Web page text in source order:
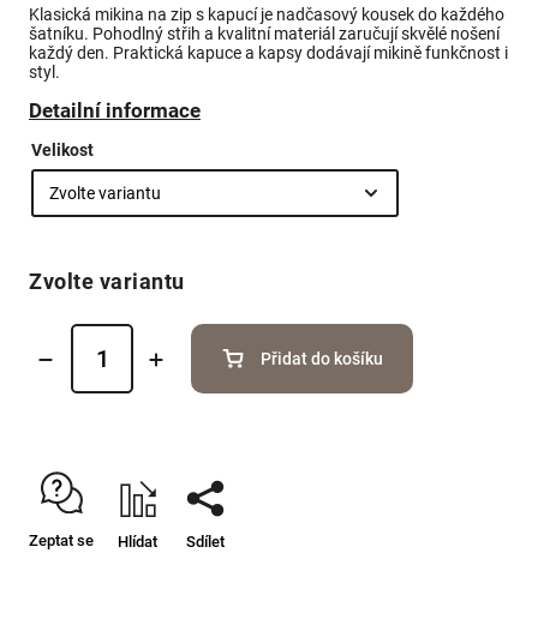
Klasická mikina na zip s kapucí je nadčasový kousek do každého
šatníku. Pohodlný střih a kvalitní materiál zaručují skvělé nošení
každý den. Praktická kapuce a kapsy dodávají mikině funkčnost i
styl.
Detailní informace
Velikost
Zvolte variantu
Přidat do košíku
Zeptat se Hlídat Sdílet